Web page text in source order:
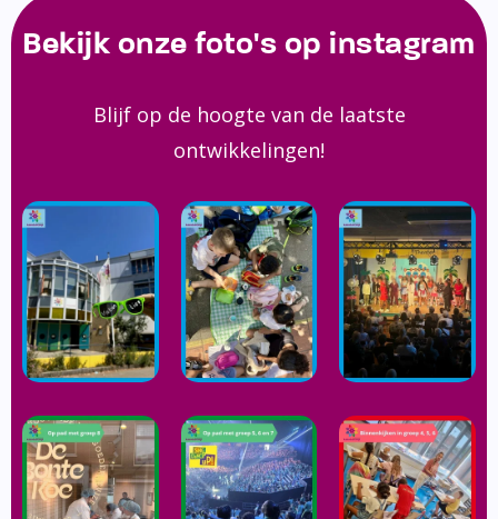
Bekijk onze foto's op instagram
Blijf op de hoogte van de laatste
ontwikkelingen!